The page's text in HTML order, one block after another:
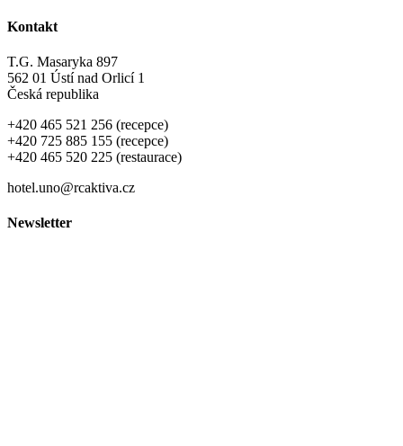
Kontakt
T.G. Masaryka 897
562 01 Ústí nad Orlicí 1
Česká republika
+420 465 521 256 (recepce)
+420 725 885 155 (recepce)
+420 465 520 225 (restaurace)
hotel.uno@rcaktiva.cz
Newsletter